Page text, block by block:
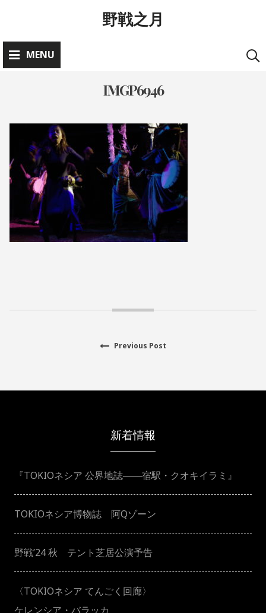
野戦之月
MENU
IMGP6946
ゲ
ー
シ
ョ
Previous Post
新着情報
『TOKIOネシア 公界地誌――宿駅・クオキイラミ』
TOKIOネシア博物誌 阿Qゾーン
野戦’24 秋 テント芝居公演予告
〈TOKIOネシア てんごく回廊〉
ケレンシア・バラッカ